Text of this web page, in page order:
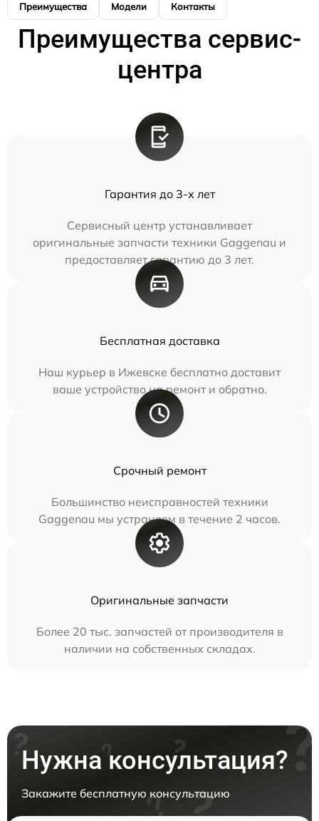
Преимущества Модели Контакты
Преимущества сервис-
центра
Гарантия до 3-х лет
Сервисный центр устанавливает
оригинальные запчасти техники Gaggenau и
предоставляет гарантию до 3 лет.
Бесплатная доставка
Наш курьер в Ижевске бесплатно доставит
ваше устройство на ремонт и обратно.
Срочный ремонт
Большинство неисправностей техники
Gaggenau мы устраняем в течение 2 часов.
Оригинальные запчасти
Более 20 тыс. запчастей от производителя в
наличии на собственных складах.
Нужна консультация?
Закажите бесплатную консультацию